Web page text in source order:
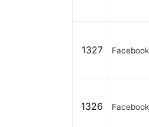
1327
1326